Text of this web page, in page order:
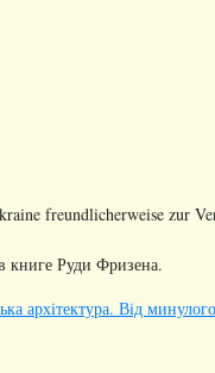
freundlicherweise zur
книге Руди Фризена.
архiтектура. Вiд